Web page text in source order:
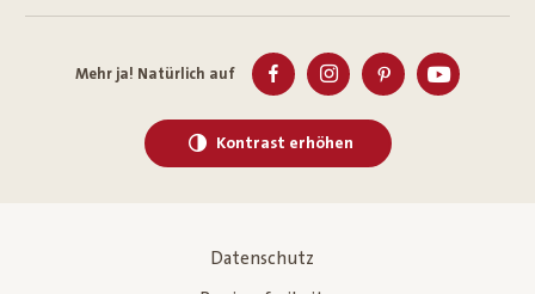
Mehr ja! Natürlich auf
Kontrast erhöhen
Datenschutz